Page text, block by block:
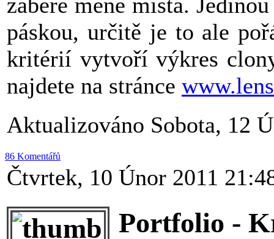
páskou, určitě je to ale
kritérií vytvoří výkres
najdete na stránce
Aktualizováno Sobota, 12
86 Komentářů
Čtvrtek, 10 Únor 2011
Portfolio -